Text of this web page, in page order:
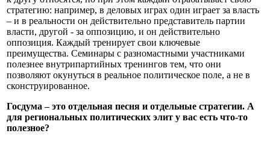
стратегию: например, в деловых играх один играет за власть
– и в реальности он действительно представитель партии
власти, другой - за оппозицию, и он действительно
оппозиция. Каждый тренирует свои ключевые
преимущества. Семинары с разномастными участниками
полезнее внутрипартийных тренингов тем, что они
позволяют окунуться в реальное политическое поле, а не в
сконструированное.
Госдума – это отдельная песня и отдельные стратегии. А
для региональных политических элит у вас есть что-то
полезное?